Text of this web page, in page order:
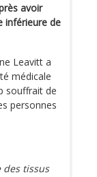
avoir
inférieure de
Leavitt a
médicale
souffrait de
personnes
tissus